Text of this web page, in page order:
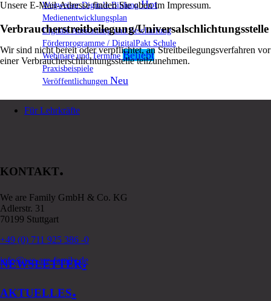
Wegweiser Digitale Bildung
Medienentwicklungsplan
Digitale Ausstattung und Beschaffung
Förderprogramme / DigitalPakt Schule
Webinare und Termine
Praxisbeispiele
Veröffentlichungen
Für Lehrkräfte
Unsere E-Mail-Adresse finden Sie oben im Impressum.
Verbraucher­streit­beilegung/Universal­schlichtungs­stelle
Wir sind nicht bereit oder verpflichtet, an Streitbeilegungsverfahren vor
einer Verbraucherschlichtungsstelle teilzunehmen.
KONTAKT.
We are Family GmbH & Co. KG
Adlerstr. 31
70199 Stuttgart
+49 (0) 711 925 386 -0
info@we-are-family.de
NEWSLETTER.
AKTUELLES.